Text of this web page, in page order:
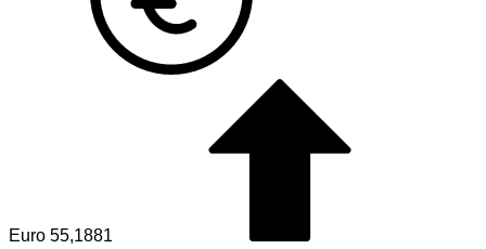
Euro 55,1881